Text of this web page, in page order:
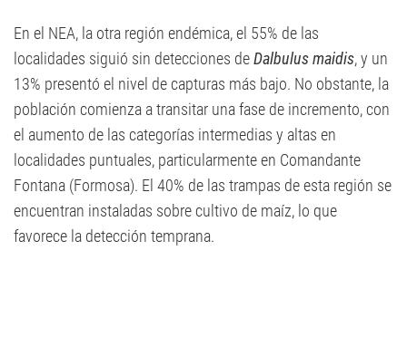
En el NEA, la otra región endémica, el 55% de las
localidades siguió sin detecciones deDalbulus maidis, y un
13% presentó el nivel de capturas más bajo. No obstante, la
población comienza a transitar una fase de incremento, con
el aumento de las categorías intermedias y altas en
localidades puntuales, particularmente en Comandante
Fontana (Formosa). El 40% de las trampas de esta región se
encuentran instaladas sobre cultivo de maíz, lo que
favorece la detección temprana.